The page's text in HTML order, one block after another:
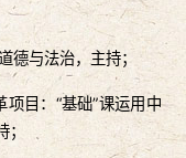
德与法治，主持；
目：“基础”课运用中